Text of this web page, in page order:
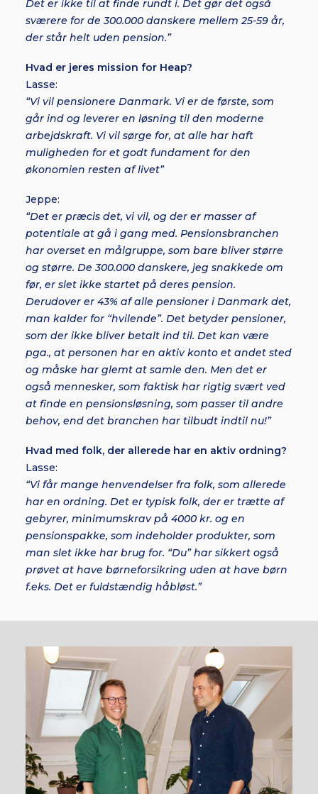
Det er ikke til at finde rundt i. Det gør det også
sværere for de 300.000 danskere mellem 25-59 år,
der står helt uden pension.”
Hvad er jeres mission for Heap?
Lasse:
“Vi vil pensionere Danmark. Vi er de første, som
går ind og leverer en løsning til den moderne
arbejdskraft. Vi vil sørge for, at alle har haft
muligheden for et godt fundament for den
økonomien resten af livet”
Jeppe:
“Det er præcis det, vi vil, og der er masser af
potentiale at gå i gang med. Pensionsbranchen
har overset en målgruppe, som bare bliver større
og større. De 300.000 danskere, jeg snakkede om
før, er slet ikke startet på deres pension.
Derudover er 43% af alle pensioner i Danmark det,
man kalder for “hvilende”. Det betyder pensioner,
som der ikke bliver betalt ind til. Det kan være
pga., at personen har en aktiv konto et andet sted
og måske har glemt at samle den. Men det er
også mennesker, som faktisk har rigtig svært ved
at finde en pensionsløsning, som passer til andre
behov, end det branchen har tilbudt indtil nu!”
Hvad med folk, der allerede har en aktiv ordning?
Lasse:
“Vi får mange henvendelser fra folk, som allerede
har en ordning. Det er typisk folk, der er trætte af
gebyrer, minimumskrav på 4000 kr. og en
pensionspakke, som indeholder produkter, som
man slet ikke har brug for. “Du” har sikkert også
prøvet at have børneforsikring uden at have børn
f.eks. Det er fuldstændig håbløst.”